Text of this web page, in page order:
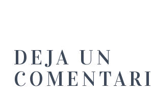
DEJA UN